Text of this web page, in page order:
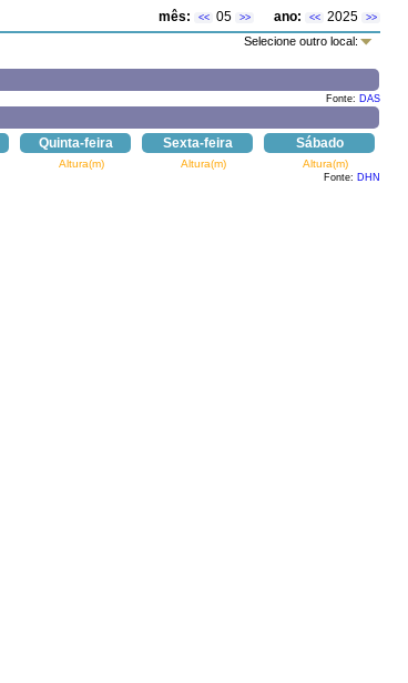
mês: << 05 >> ano: << 2025 >>
Selecione outro local:
Fonte: DAS
Quinta-feira Sexta-feira Sábado
Altura(m) Altura(m) Altura(m)
Fonte: DHN